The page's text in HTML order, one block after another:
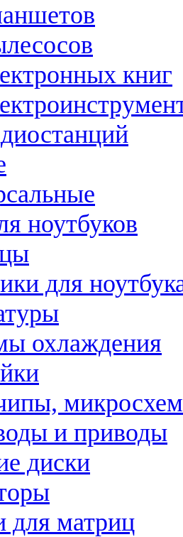
книг
ноутбуков
для
охлаждения
и приводы
диски
для матриц